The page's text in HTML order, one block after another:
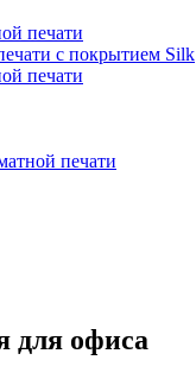
печати
с покрытием Silk
печати
печати
для офиса